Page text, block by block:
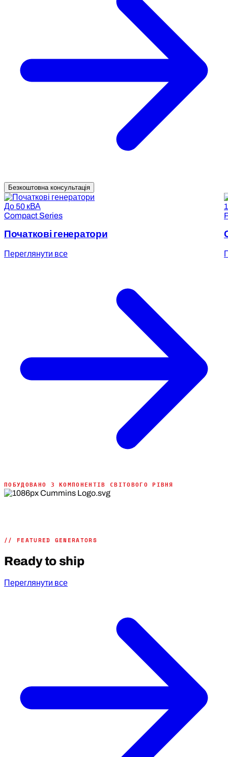
Безкоштовна консультація
До 50 кВА
Compact Series
Початкові генератори
Переглянути все
ПОБУДОВАНО З КОМПОНЕНТІВ СВІТОВОГО РІВНЯ
// FEATURED GENERATORS
Ready to ship
Переглянути все